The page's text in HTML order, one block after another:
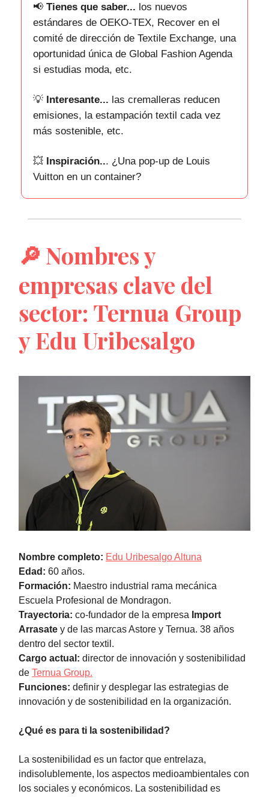
📢 Tienes que saber... los nuevos
estándares de OEKO-TEX, Recover en el
comité de dirección de Textile Exchange, una
oportunidad única de Global Fashion Agenda
si estudias moda, etc.
💡 Interesante... las cremalleras reducen
emisiones, la estampación textil cada vez
más sostenible, etc.
💥 Inspiración... ¿Una pop-up de Louis
Vuitton en un container?
🔎 Nombres y
empresas clave del
sector: Ternua Group
y Edu Uribesalgo
Nombre completo: Edu Uribesalgo Altuna
Edad: 60 años.
Formación: Maestro industrial rama mecánica
Escuela Profesional de Mondragon.
Trayectoria: co-fundador de la empresa Import
Arrasate y de las marcas Astore y Ternua. 38 años
dentro del sector textil.
Cargo actual: director de innovación y sostenibilidad
de Ternua Group.
Funciones: definir y desplegar las estrategias de
innovación y de sostenibilidad en la organización.
¿Qué es para ti la sostenibilidad?
La sostenibilidad es un factor que entrelaza,
indisolublemente, los aspectos medioambientales con
los sociales y económicos. La sostenibilidad es